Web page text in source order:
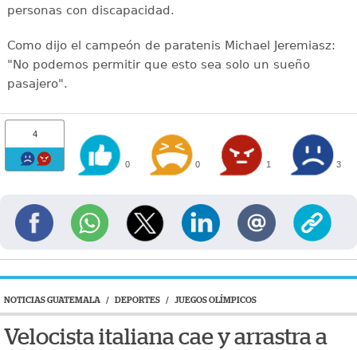
personas con discapacidad.
Como dijo el campeón de paratenis Michael Jeremiasz:
"No podemos permitir que esto sea solo un sueño
pasajero".
4
0 0 1 3
NOTICIAS GUATEMALA / DEPORTES / JUEGOS OLÍMPICOS
Velocista italiana cae y arrastra a